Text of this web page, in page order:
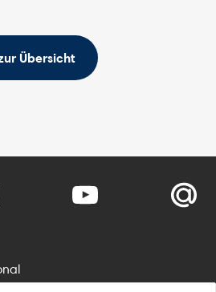
Übersicht